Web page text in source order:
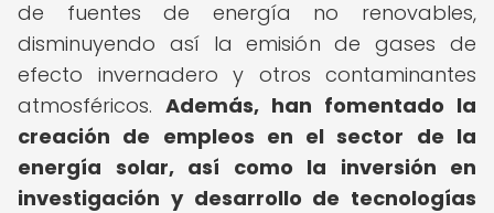
de fuentes de energía no renovables,
disminuyendo así la emisión de gases de
efecto invernadero y otros contaminantes
atmosféricos. Además, han fomentado la
creación de empleos en el sector de la
energía solar, así como la inversión en
investigación y desarrollo de tecnologías